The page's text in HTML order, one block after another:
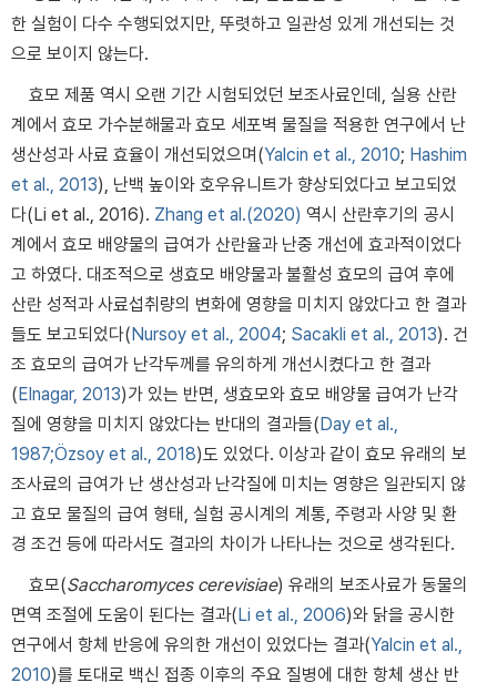
한 실험이 다수 수행되었지만, 뚜렷하고 일관성 있게 개선되는 것
으로 보이지 않는다.
효모 제품 역시 오랜 기간 시험되었던 보조사료인데, 실용 산란
계에서 효모 가수분해물과 효모 세포벽 물질을 적용한 연구에서 난
생산성과 사료 효율이 개선되었으며(Yalcin et al., 2010; Hashim
et al., 2013), 난백 높이와 호우유니트가 향상되었다고 보고되었
다(Li et al., 2016). Zhang et al.(2020) 역시 산란후기의 공시
계에서 효모 배양물의 급여가 산란율과 난중 개선에 효과적이었다
고 하였다. 대조적으로 생효모 배양물과 불활성 효모의 급여 후에
산란 성적과 사료섭취량의 변화에 영향을 미치지 않았다고 한 결과
들도 보고되었다(Nursoy et al., 2004; Sacakli et al., 2013). 건
조 효모의 급여가 난각두께를 유의하게 개선시켰다고 한 결과
(Elnagar, 2013)가 있는 반면, 생효모와 효모 배양물 급여가 난각
질에 영향을 미치지 않았다는 반대의 결과들(Day et al.,
1987;Özsoy et al., 2018)도 있었다. 이상과 같이 효모 유래의 보
조사료의 급여가 난 생산성과 난각질에 미치는 영향은 일관되지 않
고 효모 물질의 급여 형태, 실험 공시계의 계통, 주령과 사양 및 환
경 조건 등에 따라서도 결과의 차이가 나타나는 것으로 생각된다.
효모(Saccharomyces cerevisiae) 유래의 보조사료가 동물의
면역 조절에 도움이 된다는 결과(Li et al., 2006)와 닭을 공시한
연구에서 항체 반응에 유의한 개선이 있었다는 결과(Yalcin et al.,
2010)를 토대로 백신 접종 이후의 주요 질병에 대한 항체 생산 반